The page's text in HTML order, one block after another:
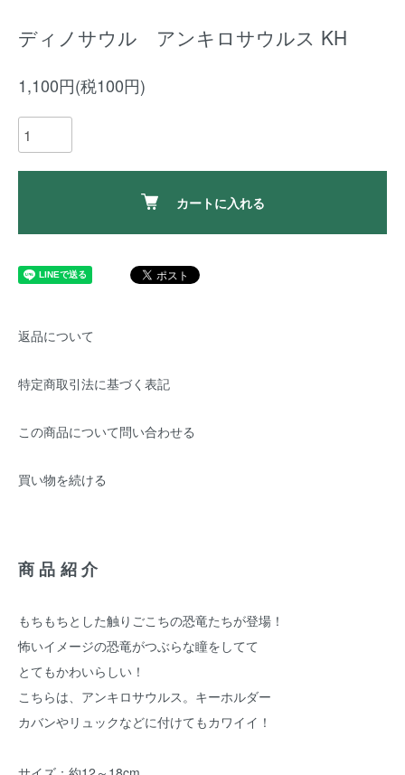
ディノサウル アンキロサウルス KH
1,100円(税100円)
カートに入れる
返品について
特定商取引法に基づく表記
この商品について問い合わせる
買い物を続ける
商品紹介
もちもちとした触りごこちの恐竜たちが登場！
怖いイメージの恐竜がつぶらな瞳をしてて
とてもかわいらしい！
こちらは、アンキロサウルス。キーホルダー
カバンやリュックなどに付けてもカワイイ！